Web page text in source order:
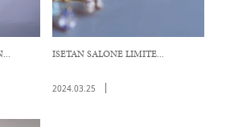
ISETAN SALONE LIMITE...
2024.03.25